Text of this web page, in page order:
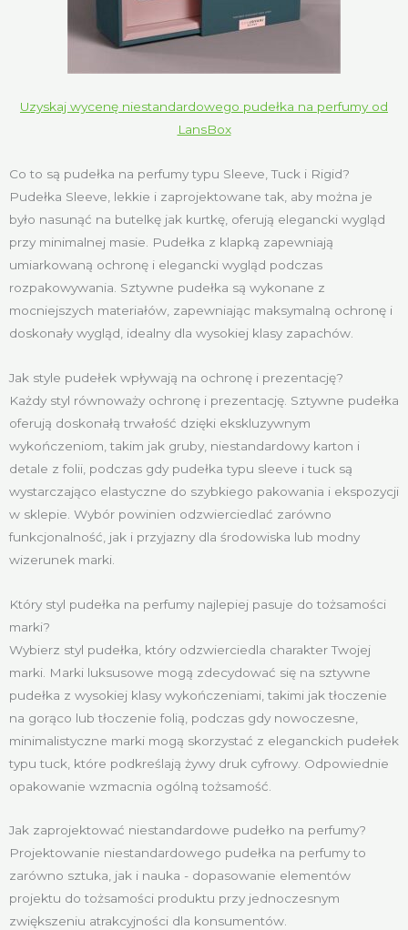
Uzyskaj wycenę niestandardowego pudełka na perfumy od
LansBox
Co to są pudełka na perfumy typu Sleeve, Tuck i Rigid?
Pudełka Sleeve, lekkie i zaprojektowane tak, aby można je
było nasunąć na butelkę jak kurtkę, oferują elegancki wygląd
przy minimalnej masie. Pudełka z klapką zapewniają
umiarkowaną ochronę i elegancki wygląd podczas
rozpakowywania. Sztywne pudełka są wykonane z
mocniejszych materiałów, zapewniając maksymalną ochronę i
doskonały wygląd, idealny dla wysokiej klasy zapachów.
Jak style pudełek wpływają na ochronę i prezentację?
Każdy styl równoważy ochronę i prezentację. Sztywne pudełka
oferują doskonałą trwałość dzięki ekskluzywnym
wykończeniom, takim jak gruby, niestandardowy karton i
detale z folii, podczas gdy pudełka typu sleeve i tuck są
wystarczająco elastyczne do szybkiego pakowania i ekspozycji
w sklepie. Wybór powinien odzwierciedlać zarówno
funkcjonalność, jak i przyjazny dla środowiska lub modny
wizerunek marki.
Który styl pudełka na perfumy najlepiej pasuje do tożsamości
marki?
Wybierz styl pudełka, który odzwierciedla charakter Twojej
marki. Marki luksusowe mogą zdecydować się na sztywne
pudełka z wysokiej klasy wykończeniami, takimi jak tłoczenie
na gorąco lub tłoczenie folią, podczas gdy nowoczesne,
minimalistyczne marki mogą skorzystać z eleganckich pudełek
typu tuck, które podkreślają żywy druk cyfrowy. Odpowiednie
opakowanie wzmacnia ogólną tożsamość.
Jak zaprojektować niestandardowe pudełko na perfumy?
Projektowanie niestandardowego pudełka na perfumy to
zarówno sztuka, jak i nauka - dopasowanie elementów
projektu do tożsamości produktu przy jednoczesnym
zwiększeniu atrakcyjności dla konsumentów.